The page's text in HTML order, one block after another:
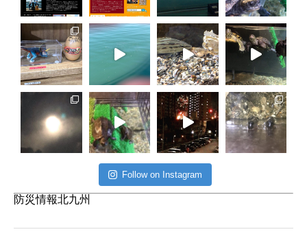
Follow on Instagram
防災情報北九州